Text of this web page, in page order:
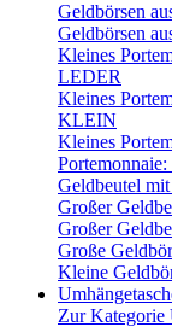
Geldbörsen
Geldbörsen
Kleines
LEDER
Kleines
KLEIN
Kleines
Geldbeutel
Großer
Großer
Große
Kleine
Zur Kategorie